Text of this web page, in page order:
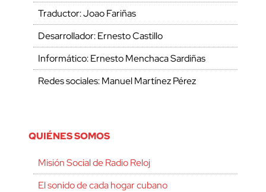
Traductor: Joao Fariñas
Desarrollador: Ernesto Castillo
Informático: Ernesto Menchaca Sardiñas
Redes sociales: Manuel Martínez Pérez
QUIÉNES SOMOS
Misión Social de Radio Reloj
El sonido de cada hogar cubano